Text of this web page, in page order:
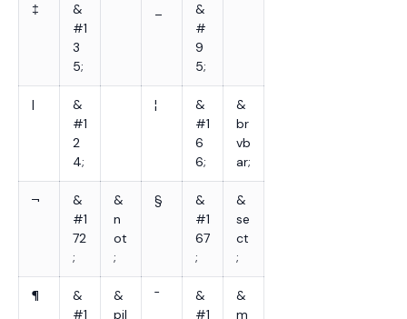
‡
&
#1
3
5;
&
#
9
5;
|
&
#1
2
4;
¦
&
#1
6
6;
&
br
vb
ar;
¬
&
#1
72
;
&
n
ot
;
§
&
#1
67
;
&
se
ct
;
¶
&
#1
&
pil
¯
&
#1
&
m